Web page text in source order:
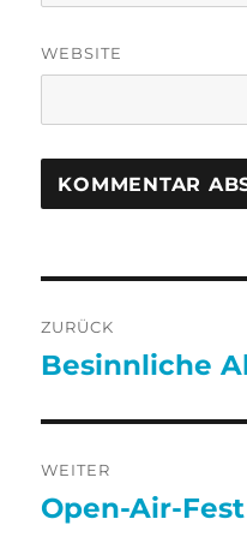
WEBSITE
ZURÜCK
Vorheriger
Besinnliche
WEITER
Nächster
Open-Air-